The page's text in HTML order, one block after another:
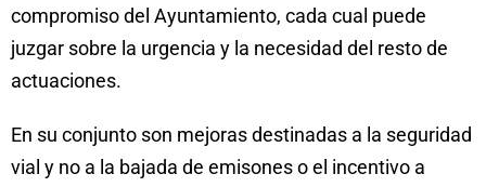
compromiso del Ayuntamiento, cada cual puede
juzgar sobre la urgencia y la necesidad del resto de
actuaciones.
En su conjunto son mejoras destinadas a la seguridad
vial y no a la bajada de emisones o el incentivo a